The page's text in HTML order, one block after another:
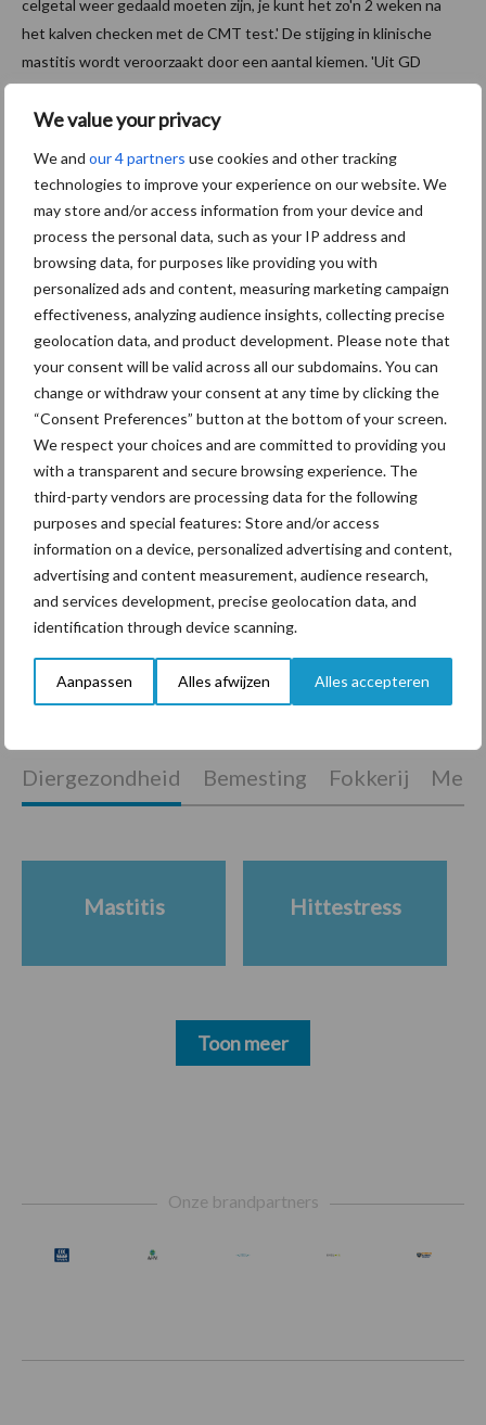
We value your privacy
We and our 4 partners use cookies and other tracking
technologies to improve your experience on our website. We
may store and/or access information from your device and
process the personal data, such as your IP address and
browsing data, for purposes like providing you with
personalized ads and content, measuring marketing campaign
effectiveness, analyzing audience insights, collecting precise
geolocation data, and product development. Please note that
your consent will be valid across all our subdomains. You can
change or withdraw your consent at any time by clicking the
“Consent Preferences” button at the bottom of your screen.
We respect your choices and are committed to providing you
with a transparent and secure browsing experience. The
third-party vendors are processing data for the following
purposes and special features: Store and/or access
information on a device, personalized advertising and content,
advertising and content measurement, audience research,
and services development, precise geolocation data, and
identification through device scanning.
Aanpassen Alles afwijzen Alles accepteren
celgetal weer gedaald moeten zijn, je kunt het zo'n 2 weken na
het kalven checken met de CMT test.' De stijging in klinische
mastitis wordt veroorzaakt door een aantal kiemen. 'Uit GD
onderzoek bleken met nameStaphylococcus aureusen
Streptococcus uberis.'
Leer meer over mastitis en de aanpak van mastitis >>
Aanbevolen voor jou!
Van onze partner MSD
NRM 2017: nieuwste
revolutie pour-on-pijnstilling
Van onze partner MSD
Begin iedere lactatie met
een probleemloze opfok
Van onze partner MSD
Praktische tips voor
effectieve
vliegenbestrijding
Diergezondheid Bemesting Fokkerij
Mastitis Hittestress
Toon meer
Onze brandpartners